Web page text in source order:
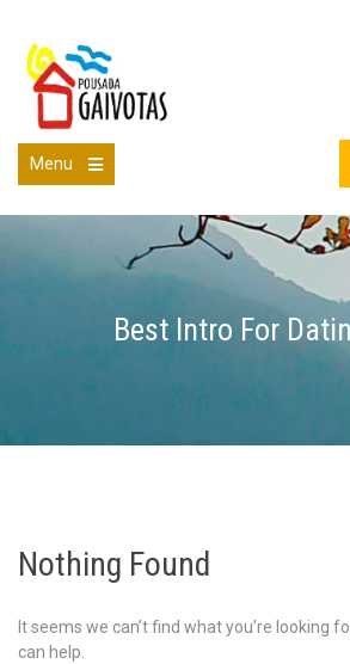
content
Menu
main
Best Intro For
Nothing Found
It seems we can’t find what you’re looking
can help.